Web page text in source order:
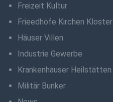
Freizeit Kultur
Frieedhöfe Kirchen Kloster
Häuser Villen
Industrie Gewerbe
Krankenhäuser Heilstätten
Militär Bunker